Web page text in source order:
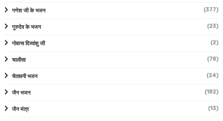
गणेश जी के भजन (377)
गुरुदेव के भजन (23)
गोवत्स दिव्यांशु जी (2)
चालीसा (78)
चेतावनी भजन (24)
जैन भजन (182)
जैन मंत्र (13)